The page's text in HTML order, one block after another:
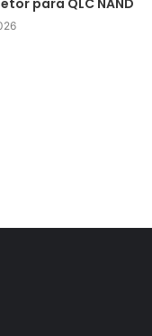
para QLC NAND